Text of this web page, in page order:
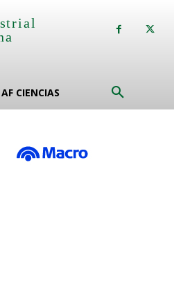
AF CIENCIAS